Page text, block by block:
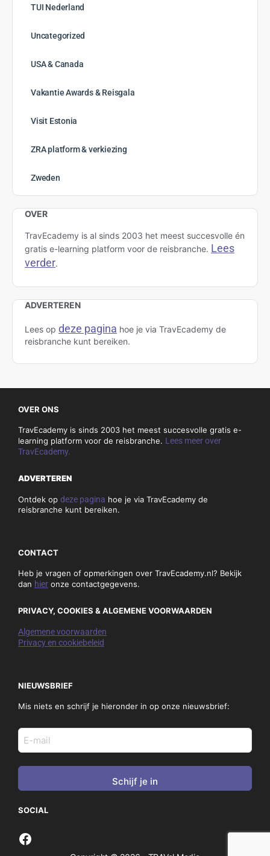
TUI Nederland
Uncategorized
USA & Canada
Vakantie Awards & Reisgala
Visit Estonia
ZRA platform & verkiezing
Zweden
OVER
TravEcademy is al sinds 2003 het meest succesvolle én
gratis e-learning platform voor de reisbranche. Lees
verder.
ADVERTEREN
Lees op deze pagina hoe je via TravEcademy de
reisbranche kunt bereiken.
OVER ONS
TravEcademy is sinds 2003 het meest succesvolle gratis e-
learning platform voor de reisbranche. Lees meer over
TravEcademy.
ADVERTEREN
Ontdek op deze pagina hoe je via TravEcademy de
reisbranche kunt bereiken.
CONTACT
Heb je vragen of opmerkingen over TravEcademy.nl? Bekijk
dan hier onze contactgegevens.
PRIVACY, COOKIES & ALGEMENE VOORWAARDEN
Algemene voorwaarden
Privacy en cookiebeleid
NIEUWSBRIEF
Mis niets en schrijf je hieronder in op onze nieuwsbrief:
E-
mail
adres
(Vereist)
SOCIAL